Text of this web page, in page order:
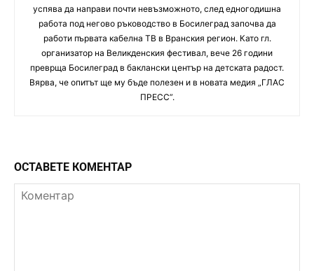
успява да направи почти невъзможното, след едногодишна
работа под негово ръководство в Босилеград започва да
работи първата кабелна ТВ в Вранския регион. Като гл.
организатор на Великденския фестивал, вече 26 години
преврща Босилеград в баклански център на детската радост.
Вярва, че опитът ще му бъде полезен и в новата медия „ГЛАС
ПРЕСС”.
ОСТАВЕТЕ КОМЕНТАР